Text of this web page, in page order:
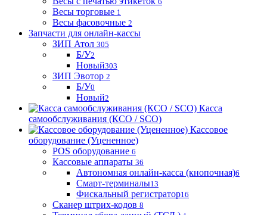
Весы торговые 1
Весы фасовочные 2
Запчасти для онлайн-кассы
ЗИП Атол 305
Б/У2
Новый303
ЗИП Эвотор 2
Б/У0
Новый2
Касса
самообслуживания (КСО / SCO)
Кассовое
оборудование (Уцененное)
POS оборудование 6
Кассовые аппараты 36
Автономная онлайн-касса (кнопочная)6
Смарт-терминалы13
Фискальный регистратор16
Сканер штрих-кодов 8